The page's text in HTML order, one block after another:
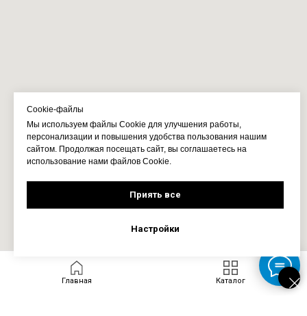
Cookie-файлы
Мы используем файлы Cookie для улучшения работы,
персонализации и повышения удобства пользования нашим
сайтом. Продолжая посещать сайт, вы соглашаетесь на
использование нами файлов Cookie.
Приять все
Настройки
Главная Каталог